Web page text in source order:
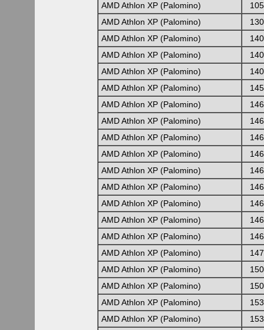
AMD Athlon XP (Palomino)
AMD Athlon XP (Palomino)
AMD Athlon XP (Palomino)
AMD Athlon XP (Palomino)
AMD Athlon XP (Palomino)
AMD Athlon XP (Palomino)
AMD Athlon XP (Palomino)
AMD Athlon XP (Palomino)
AMD Athlon XP (Palomino)
AMD Athlon XP (Palomino)
AMD Athlon XP (Palomino)
AMD Athlon XP (Palomino)
AMD Athlon XP (Palomino)
AMD Athlon XP (Palomino)
AMD Athlon XP (Palomino)
AMD Athlon XP (Palomino)
AMD Athlon XP (Palomino)
AMD Athlon XP (Palomino)
AMD Athlon XP (Palomino)
AMD Athlon XP (Palomino)